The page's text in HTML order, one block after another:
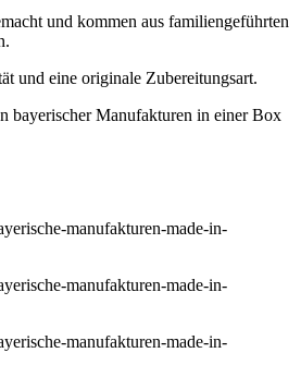
und kommen aus familiengeführten
und eine originale Zubereitungsart.
bayerischer Manufakturen in einer Box